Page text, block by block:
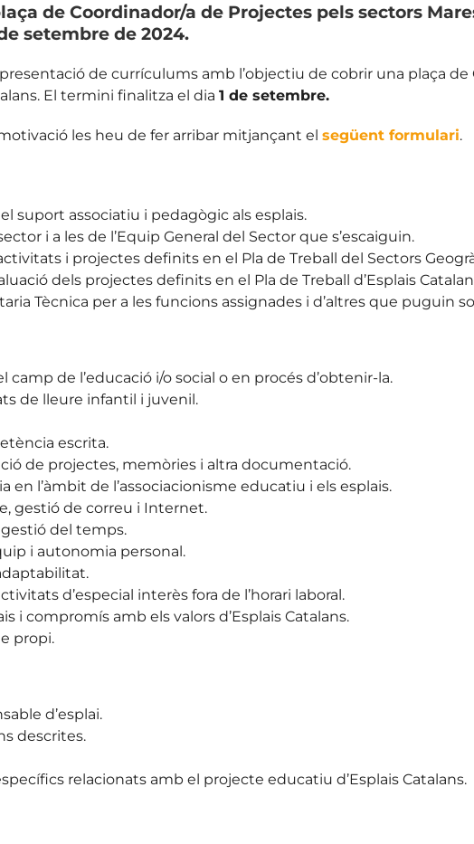
de Coordinador/a de Projectes pels sectors
setembre de 2024.
de currículums amb l’objectiu de cobrir una plaça
El termini finalitza el dia 1 de setembre.
les heu de fer arribar mitjançant el següent formulari.
suport associatiu i pedagògic als esplais.
i a les de l’Equip General del Sector que s’escaiguin.
i projectes definits en el Pla de Treball del Sectors
dels projectes definits en el Pla de Treball d’Esplais
Tècnica per a les funcions assignades i d’altres que puguin
camp de l’educació i/o social o en procés d’obtenir-la.
de lleure infantil i juvenil.
escrita.
de projectes, memòries i altra documentació.
en l’àmbit de l’associacionisme educatiu i els esplais.
gestió de correu i Internet.
del temps.
i autonomia personal.
d’especial interès fora de l’horari laboral.
i compromís amb els valors d’Esplais Catalans.
propi.
d’esplai.
descrites.
relacionats amb el projecte educatiu d’Esplais Catalans.